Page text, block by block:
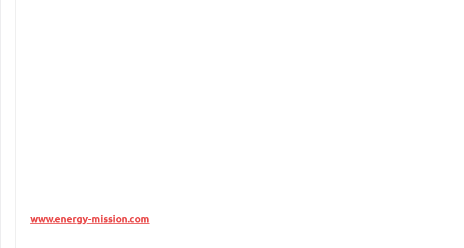
www.energy-mission.com